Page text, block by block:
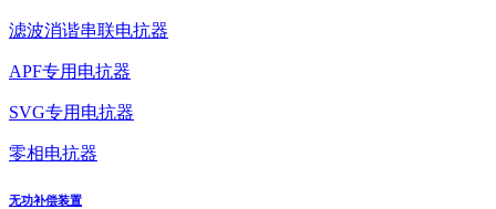
滤波消谐串联电抗器
APF专用电抗器
SVG专用电抗器
零相电抗器
无功补偿装置